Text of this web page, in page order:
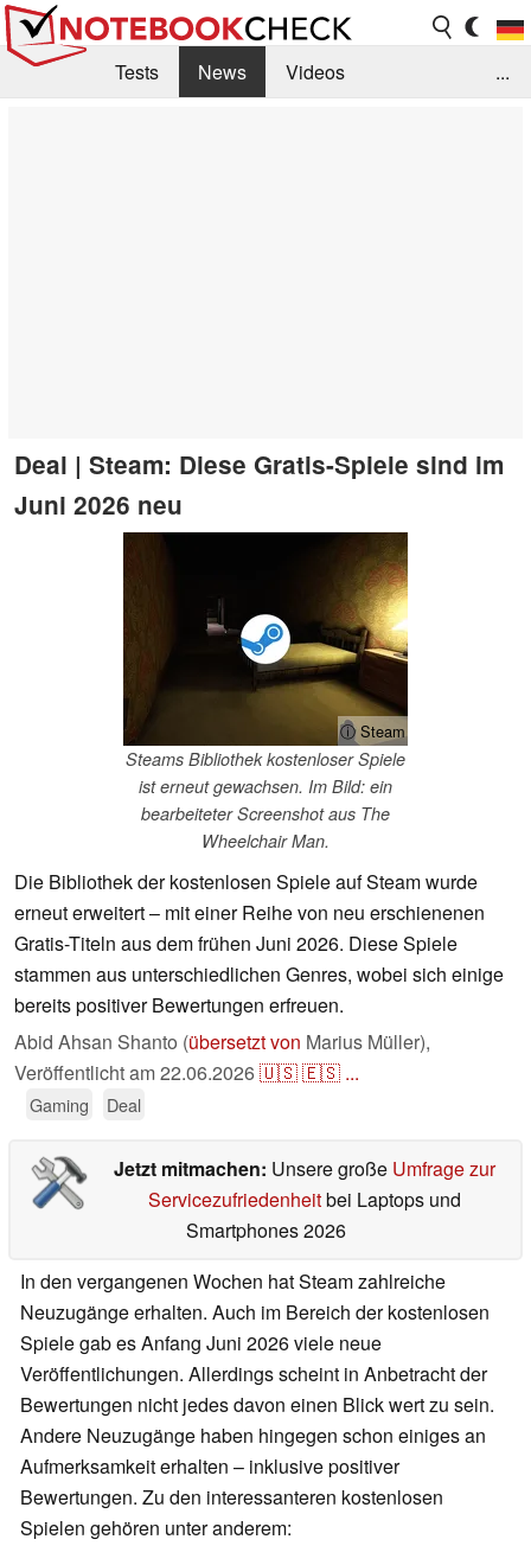
Tests News
Videos
...
Deal | Steam: Diese Gratis-Spiele sind im
Juni 2026 neu
ⓘ Steam
Steams Bibliothek kostenloser Spiele
ist erneut gewachsen. Im Bild: ein
bearbeiteter Screenshot aus The
Wheelchair Man.
Die Bibliothek der kostenlosen Spiele auf Steam wurde
erneut erweitert – mit einer Reihe von neu erschienenen
Gratis-Titeln aus dem frühen Juni 2026. Diese Spiele
stammen aus unterschiedlichen Genres, wobei sich einige
bereits positiver Bewertungen erfreuen.
Abid Ahsan Shanto (übersetzt von Marius Müller),
Veröffentlicht am22.06.2026🇺🇸🇪🇸 ...
Gaming Deal
Jetzt mitmachen: Unsere große Umfrage zur
Servicezufriedenheitbei Laptops und
Smartphones 2026
In den vergangenen Wochen hat Steam zahlreiche
Neuzugänge erhalten. Auch im Bereich der kostenlosen
Spiele gab es Anfang Juni 2026 viele neue
Veröffentlichungen. Allerdings scheint in Anbetracht der
Bewertungen nicht jedes davon einen Blick wert zu sein.
Andere Neuzugänge haben hingegen schon einiges an
Aufmerksamkeit erhalten – inklusive positiver
Bewertungen. Zu den interessanteren kostenlosen
Spielen gehören unter anderem: